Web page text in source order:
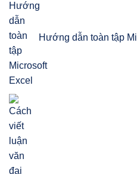
Hướng dẫn toàn tập